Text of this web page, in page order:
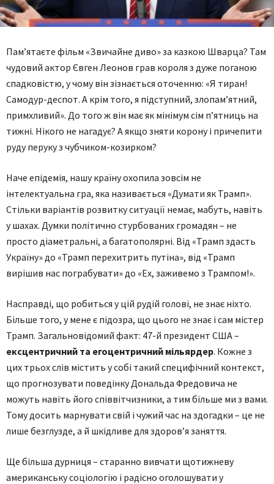
Пам’ятаєте фільм «Звичайне диво» за казкою Шварца? Там
чудовий актор Євген Леонов грав короля з дуже поганою
спадковістю, у чому він зізнається оточенню: «Я тиран!
Самодур-деспот. А крім того, я підступний, злопам’ятний,
примхливий». До того ж він має як мінімум сім п’ятниць на
тижні. Нікого не нагадує? А якщо зняти корону і причепити
руду перуку з чубчиком-козирком?
Наче епідемія, нашу країну охопила зовсім не
інтелектуальна гра, яка називається «Думати як Трамп».
Стільки варіантів розвитку ситуації немає, мабуть, навіть
у шахах. Думки політично стурбованих громадян – не
просто діаметральні, а багатополярні. Від «Трамп здасть
Україну» до «Трамп перехитрить путіна», від «Трамп
вирішив нас пограбувати» до «Ех, заживемо з Трампом!».
Насправді, що робиться у цій рудій голові, не знає ніхто.
Більше того, у мене є підозра, що цього не знає і сам містер
Трамп. Загальновідомий факт: 47-й президент США –
ексцентричний та егоцентричний мільярдер. Кожне з
цих трьох слів містить у собі такий специфічний контекст,
що прогнозувати поведінку Дональда Фредовича не
можуть навіть його співвітчизники, а тим більше ми з вами.
Тому досить марнувати свій і чужий час на здогадки – це не
лише безглузде, а й шкідливе для здоров’я заняття.
Ще більша дурниця – старанно вивчати щотижневу
американську соціологію і радісно оголошувати у